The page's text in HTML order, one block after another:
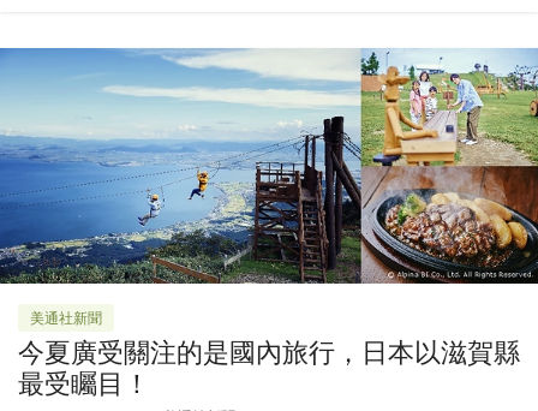
美通社新聞
今夏廣受關注的是國內旅行，日本以滋賀縣
最受矚目！